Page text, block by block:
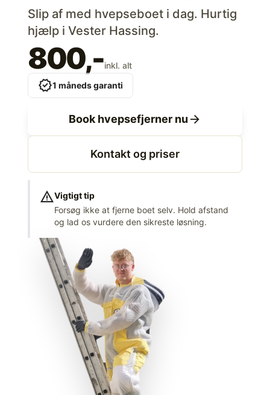
Slip af med hvepseboet i dag. Hurtig
hjælp i Vester Hassing.
800,-inkl. alt
verified1 måneds garanti
Book hvepsefjerner nu arrow_forward
Kontakt og priser
warningVigtigt tip
Forsøg ikke at fjerne boet selv. Hold afstand
og lad os vurdere den sikreste løsning.